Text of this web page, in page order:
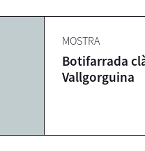
MOSTRA
Botifarrada
Vallgorguina